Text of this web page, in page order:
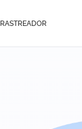
RASTREADOR